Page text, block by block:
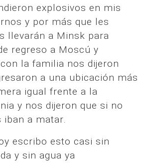
explosivos en mis
y por más que les
llevarán a Minsk para
regreso a Moscú y
la familia nos dijeron
a una ubicación más
igual frente a la
y nos dijeron que si no
a matar.
escribo esto casi sin
y sin agua ya